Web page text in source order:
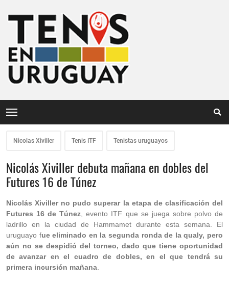
Nicolas Xiviller Tenis ITF Tenistas uruguayos
Nicolás Xiviller debuta mañana en dobles del
Futures 16 de Túnez
Nicolás Xiviller no pudo superar la etapa de clasificación del
Futures 16 de Túnez , evento ITF que se juega sobre polvo de
ladrillo en la ciudad de Hammamet durante esta semana. El
uruguayo fue eliminado en la segunda ronda de la qualy, pero
aún no se despidió del torneo, dado que tiene oportunidad
de avanzar en el cuadro de dobles, en el que tendrá su
primera incursión mañana